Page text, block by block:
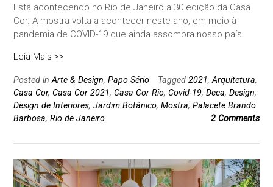
Está acontecendo no Rio de Janeiro a 30 edição da Casa
Cor. A mostra volta a acontecer neste ano, em meio à
pandemia de COVID-19 que ainda assombra nosso país.
Leia Mais >>
Posted inArte & Design, Papo Sério Tagged 2021,Arquitetura,
Casa Cor, Casa Cor 2021, Casa Cor Rio, Covid-19, Deca, Design,
Design de Interiores, Jardim Botânico, Mostra, Palacete Brando
Barbosa, Rio de Janeiro 2 Comments